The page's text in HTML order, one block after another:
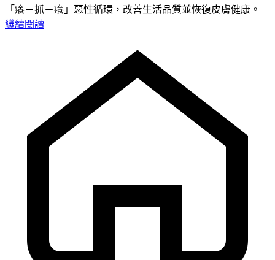
「癢－抓－癢」惡性循環，改善生活品質並恢復皮膚健康。
繼續閱讀